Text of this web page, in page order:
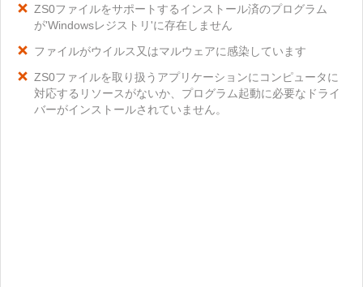
ZS0ファイルをサポートするインストール済のプログラム
が'Windowsレジストリ'に存在しません
ファイルがウイルス又はマルウェアに感染しています
ZS0ファイルを取り扱うアプリケーションにコンピュータに
対応するリソースがないか、プログラム起動に必要なドライ
バーがインストールされていません。